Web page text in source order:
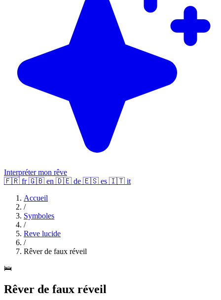
Interpréter mon rêve
🇫🇷 fr 🇬🇧 en 🇩🇪 de 🇪🇸 es 🇮🇹 it
Accueil
/
Symboles
/
Reve lucide
/
Rêver de faux réveil
🛌
Rêver de faux réveil